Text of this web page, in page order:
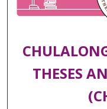
THESES